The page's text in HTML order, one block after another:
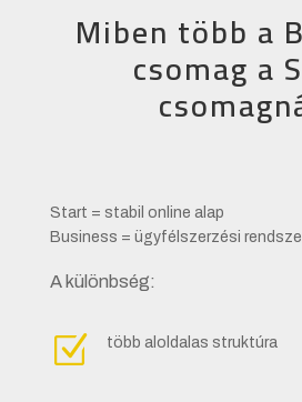
Miben több a
csomag a
Start = stabil online alap
Business = ügyfélszerzési
A különbség:
Z több aloldalas struktúra